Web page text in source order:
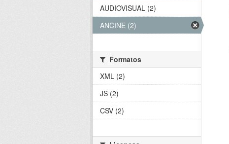
AUDIOVISUAL (2)
ANCINE (2)
Formatos
XML (2)
JS (2)
CSV (2)